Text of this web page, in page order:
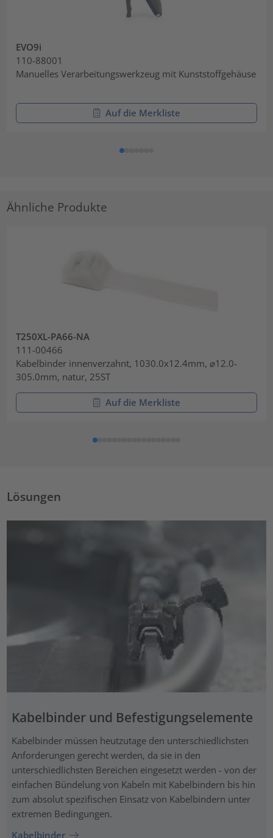
EVO9i
110-88001
Manuelles Verarbeitungswerkzeug mit Kunststoffgehäuse
Auf die Merkliste
Ähnliche Produkte
T250XL-PA66-NA
111-00466
Kabelbinder innenverzahnt, 1030.0x12.4mm, ⌀12.0-
305.0mm, natur, 25ST
Auf die Merkliste
Lösungen
Kabelbinder und Befestigungselemente
Kabelbinder müssen heutzutage den unterschiedlichsten
Anforderungen gerecht werden, da sie in den
unterschiedlichsten Bereichen eingesetzt werden - von der
einfachen Bündelung von Kabeln mit Kabelbindern bis hin
zum absolut spezifischen Einsatz von Kabelbindern unter
extremen Bedingungen.
Kabelbinder